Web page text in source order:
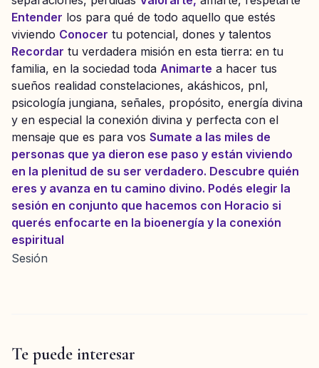
Entender los para qué de todo aquello que estés
viviendo Conocer tu potencial, dones y talentos
Recordar tu verdadera misión en esta tierra: en tu
familia, en la sociedad toda Animarte a hacer tus
sueños realidad constelaciones, akáshicos, pnl,
psicología jungiana, señales, propósito, energía divina
y en especial la conexión divina y perfecta con el
mensaje que es para vos Sumate a las miles de
personas que ya dieron ese paso y están viviendo
en la plenitud de su ser verdadero. Descubre quién
eres y avanza en tu camino divino. Podés elegir la
sesión en conjunto que hacemos con Horacio si
querés enfocarte en la bioenergía y la conexión
espiritual
Sesión
Te puede interesar